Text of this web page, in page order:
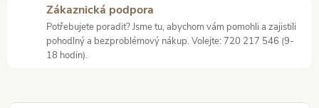
Zákaznická podpora
Potřebujete poradit? Jsme tu, abychom vám pomohli a zajistili
pohodlný a bezproblémový nákup. Volejte: 720 217 546 (9-
18 hodin).